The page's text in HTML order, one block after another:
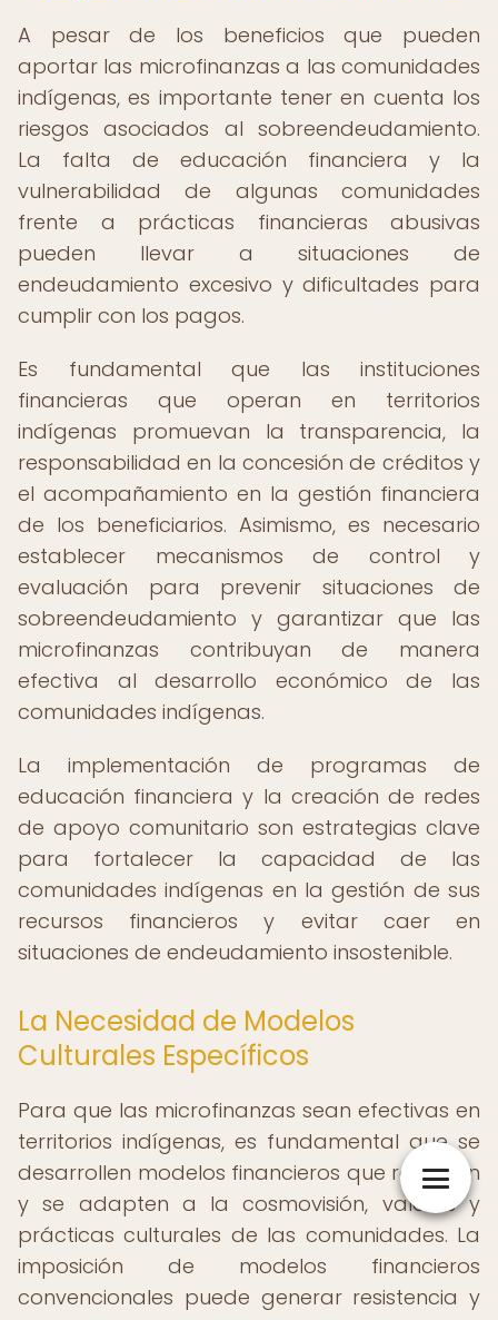
A pesar de los beneficios que pueden
aportar las microfinanzas a las comunidades
indígenas, es importante tener en cuenta los
riesgos asociados al sobreendeudamiento.
La falta de educación financiera y la
vulnerabilidad de algunas comunidades
frente a prácticas financieras abusivas
pueden llevar a situaciones de
endeudamiento excesivo y dificultades para
cumplir con los pagos.
Es fundamental que las instituciones
financieras que operan en territorios
indígenas promuevan la transparencia, la
responsabilidad en la concesión de créditos y
el acompañamiento en la gestión financiera
de los beneficiarios. Asimismo, es necesario
establecer mecanismos de control y
evaluación para prevenir situaciones de
sobreendeudamiento y garantizar que las
microfinanzas contribuyan de manera
efectiva al desarrollo económico de las
comunidades indígenas.
La implementación de programas de
educación financiera y la creación de redes
de apoyo comunitario son estrategias clave
para fortalecer la capacidad de las
comunidades indígenas en la gestión de sus
recursos financieros y evitar caer en
situaciones de endeudamiento insostenible.
La Necesidad de Modelos
Culturales Específicos
Para que las microfinanzas sean efectivas en
territorios indígenas, es fundamental que se
desarrollen modelos financieros que respeten
y se adapten a la cosmovisión, valores y
prácticas culturales de las comunidades. La
imposición de modelos financieros
convencionales puede generar resistencia y